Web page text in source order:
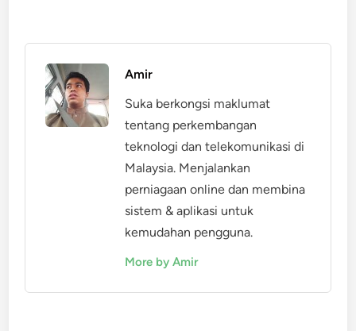
Amir
Suka berkongsi maklumat
tentang perkembangan
teknologi dan telekomunikasi di
Malaysia. Menjalankan
perniagaan online dan membina
sistem & aplikasi untuk
kemudahan pengguna.
More by Amir